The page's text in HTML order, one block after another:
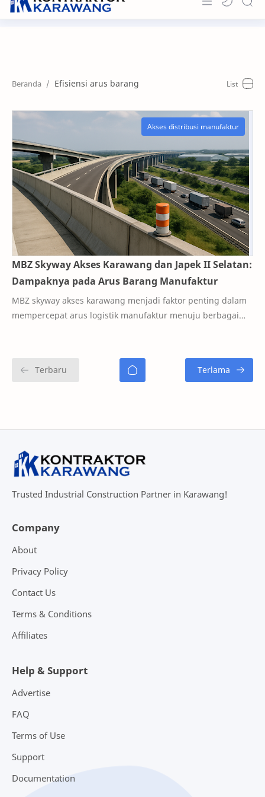
Portfolio
News & Info
Contact
Efisiensi arus barang
MBZ Skyway Akses Karawang dan Japek II Selatan:
Dampaknya pada Arus Barang Manufaktur
MBZ skyway akses karawang menjadi faktor penting dalam
mempercepat arus logistik manufaktur menuju berbagai
Trusted Industrial Construction Partner in Karawang!
Company
About
Privacy Policy
Contact Us
Terms & Conditions
Affiliates
Help & Support
Advertise
FAQ
Terms of Use
Support
Documentation